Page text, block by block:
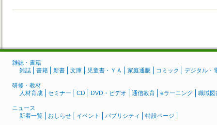
雑誌・書籍
雑誌
書籍 新書 文庫 児童書・ＹＡ 家庭通販 コミック デジタル・
研修・教材
人材育成
セミナー CD DVD・ビデオ 通信教育 eラーニング 職域図
ニュース
新着一覧
おしらせ イベント パブリシティ 特設ページ